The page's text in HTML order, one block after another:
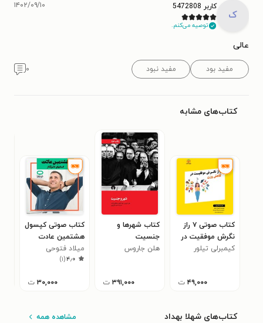
ک
کاربر 5472808
توصیه می‌کنم.
۱۴۰۲/۰۹/۱۰
عالی
مفید بود مفید نبود ۰
کتاب‌های مشابه
کتاب صوتی ۷ راز
نگرش موفقیت در
کاهش وزن (خلاصه
کیمبرلی تیلور
۴۹,۰۰۰ ت
کتاب شهرها و
جنسیت
هلن جاروس
۳۹۱,۰۰۰ ت
کتاب صوتی کپسول
هشتمین عادت
انسانهای تاثیرگذار
میلاد فتوحی
۴٫۰(۱)
۳۰,۰۰۰ ت
کتاب‌های شهلا بهداد مشاهده همه